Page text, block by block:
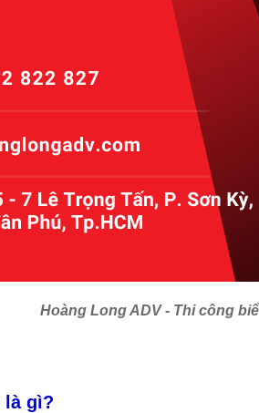
Hoàng Long ADV - Thi công
là gì?